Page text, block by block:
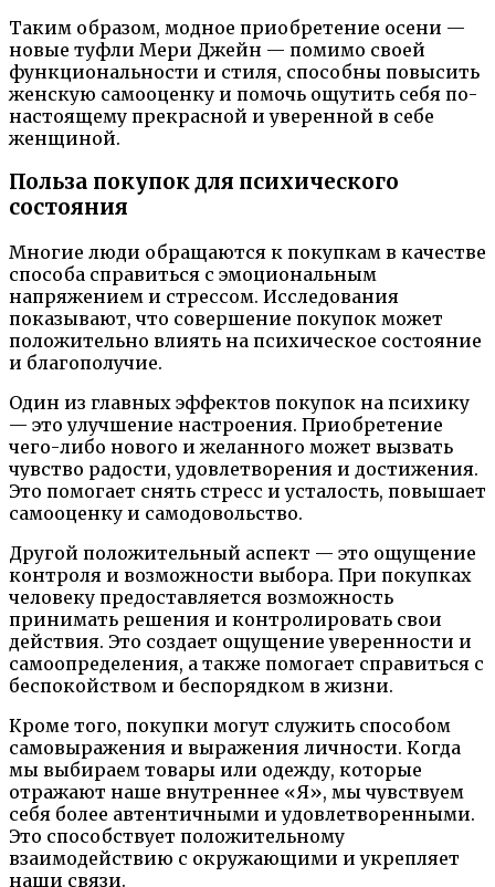
Таким образом, модное приобретение осени —
новые туфли Мери Джейн — помимо своей
функциональности и стиля, способны повысить
женскую самооценку и помочь ощутить себя по-
настоящему прекрасной и уверенной в себе
женщиной.
Польза покупок для психического
состояния
Многие люди обращаются к покупкам в качестве
способа справиться с эмоциональным
напряжением и стрессом. Исследования
показывают, что совершение покупок может
положительно влиять на психическое состояние
и благополучие.
Один из главных эффектов покупок на психику
— это улучшение настроения. Приобретение
чего-либо нового и желанного может вызвать
чувство радости, удовлетворения и достижения.
Это помогает снять стресс и усталость, повышает
самооценку и самодовольство.
Другой положительный аспект — это ощущение
контроля и возможности выбора. При покупках
человеку предоставляется возможность
принимать решения и контролировать свои
действия. Это создает ощущение уверенности и
самоопределения, а также помогает справиться с
беспокойством и беспорядком в жизни.
Кроме того, покупки могут служить способом
самовыражения и выражения личности. Когда
мы выбираем товары или одежду, которые
отражают наше внутреннее «Я», мы чувствуем
себя более автентичными и удовлетворенными.
Это способствует положительному
взаимодействию с окружающими и укрепляет
наши связи.